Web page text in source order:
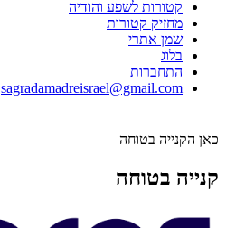
קטורות לשפע והודיה
מחזיק קטורות
שמן אתרי
בלוג
התחברות
sagradamadreisrael@gmail.com
כאן הקנייה בטוחה
קנייה בטוחה